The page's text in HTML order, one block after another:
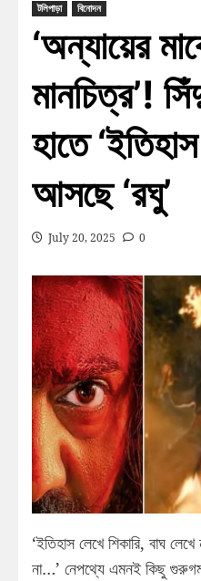
টলিপাড়া বিনোদন
‘অন্যায়ের
মানচিত্র’!
হাতে
আসছে ‘রঘু’
July 20, 2025 0
‘ইতিহাস লেখে শিকারি, বাঘ
না…’ নেপথ্যে এমনই কিছু